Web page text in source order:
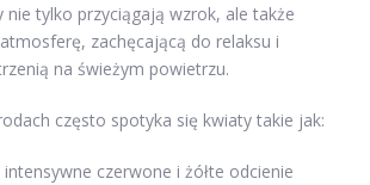
nie tylko przyciągają wzrok, ale także
zachęcającą do relaksu i
na świeżym powietrzu.
często spotyka się kwiaty takie jak:
intensywne czerwone i żółte odcienie